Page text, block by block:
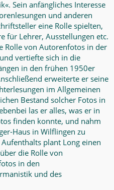
Sein anfängliches Interesse
und anderen
eine Rolle spielten,
für Lehrer, Ausstellungen etc.
Rolle von Autorenfotos in der
vertiefte sich in die
in den frühen 1950er
erweiterte er seine
im Allgemeinen
Bestand solcher Fotos in
las er alles, was er in
finden konnte, und nahm
Haus in Wilflingen zu
plant Long einen
die Rolle von
in den
und des